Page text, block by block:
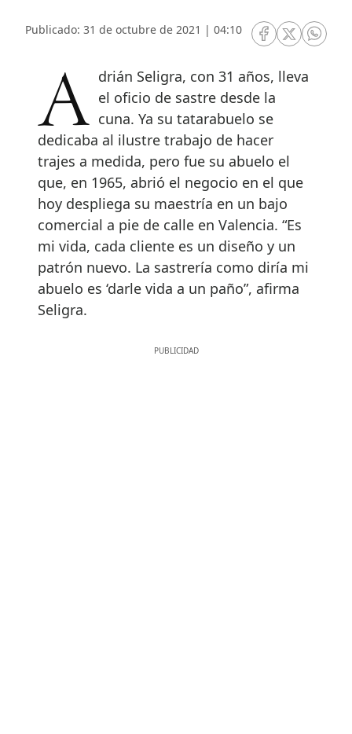
Publicado: 31 de octubre de 2021 | 04:10
RRSS Facebook
RRSSRRSS
Adrián Seligra, con 31 años, lleva el oficio de sastre desde la
cuna. Ya su tatarabuelo se
dedicaba al ilustre trabajo de hacer
trajes a medida, pero fue su abuelo el
que, en 1965, abrió el negocio en el que
hoy despliega su maestría en un bajo
comercial a pie de calle en Valencia. “Es
mi vida, cada cliente es un diseño y un
patrón nuevo. La sastrería como diría mi
abuelo es ‘darle vida a un paño”, afirma
Seligra.